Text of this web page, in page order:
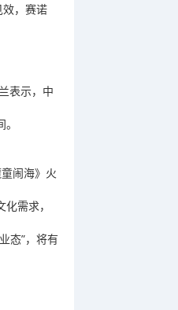
效，赛诺
表示，中
闹海》火
需求，
态”，将有